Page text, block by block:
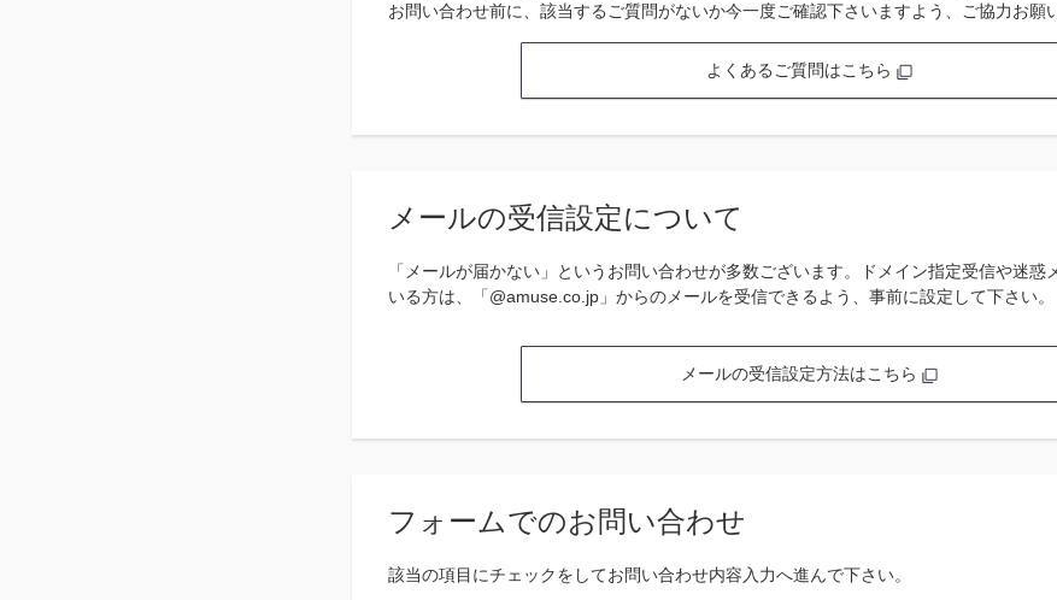
お問い合わせ前に、該当するご質問がないか今一度ご確認下さいますよう、ご協力お願
よくあるご質問はこちら
メールの受信設定について
「メールが届かない」というお問い合わせが多数ございます。ドメイン指定受信や迷惑
いる方は、「@amuse.co.jp」からのメールを受信できるよう、事前に設定して下さい。
メールの受信設定方法はこちら
フォームでのお問い合わせ
該当の項目にチェックをしてお問い合わせ内容入力へ進んで下さい。